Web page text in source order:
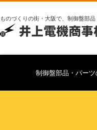
ものづくりの街・大阪で、制御盤部品
制御盤部品・パー